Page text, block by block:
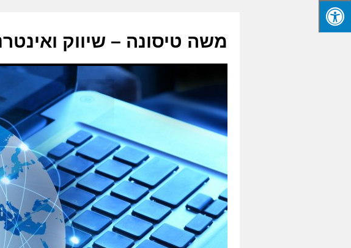
משה טיסונה – שיווק